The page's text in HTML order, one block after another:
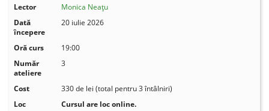
Lector
Monica Neațu
Dată
începere
20 iulie 2026
Oră curs
19:00
Număr
ateliere
3
Cost
330 de lei (total pentru 3 întâlniri)
Loc
Cursul are loc online.